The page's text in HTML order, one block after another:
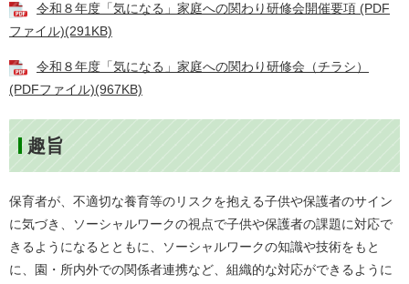
令和８年度「気になる」家庭への関わり研修会開催要項 (PDF
ファイル)(291KB)
令和８年度「気になる」家庭への関わり研修会（チラシ）
(PDFファイル)(967KB)
趣旨
保育者が、不適切な養育等のリスクを抱える子供や保護者のサイン
に気づき、ソーシャルワークの視点で子供や保護者の課題に対応で
きるようになるとともに、ソーシャルワークの知識や技術をもと
に、園・所内外での関係者連携など、組織的な対応ができるように